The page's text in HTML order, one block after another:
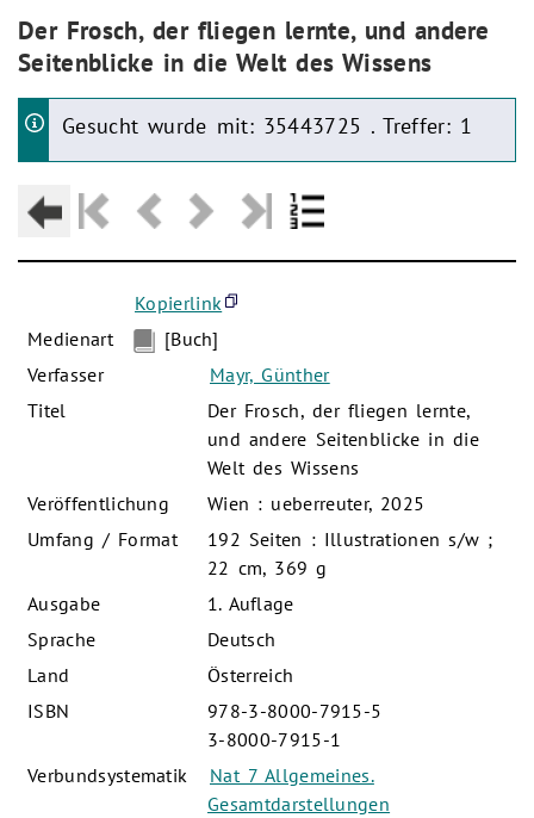
Aktuelle Seite:
Der Frosch, der fliegen lernte, und andere
Seitenblicke in die Welt des Wissens
Gesucht wurde mit: 35443725 . Treffer: 1
Kopierlink
Medienart
[Buch]
Verfasser
Mayr, Günther
Titel
Der Frosch, der fliegen lernte,
und andere Seitenblicke in die
Welt des Wissens
Veröffentlichung
Wien : ueberreuter, 2025
Umfang / Format
192 Seiten : Illustrationen s/w ;
22 cm, 369 g
Ausgabe
1. Auflage
Sprache
Deutsch
Land
Österreich
ISBN
978-3-8000-7915-5
3-8000-7915-1
Verbundsystematik
Nat 7 Allgemeines.
Gesamtdarstellungen